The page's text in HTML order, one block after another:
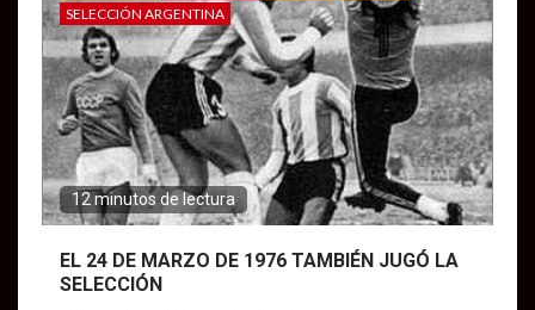
SELECCIÓN ARGENTINA
12 minutos de lectura
EL 24 DE MARZO DE 1976 TAMBIÉN JUGÓ LA
SELECCIÓN